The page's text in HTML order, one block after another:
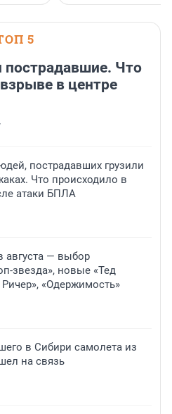
5
пострадавшие. Что
в центре
пострадавших грузили
Что происходило в
атаки БПЛА
августа — выбор
звезда», новые «Тед
«Одержимость»
в Сибири самолета из
на связь